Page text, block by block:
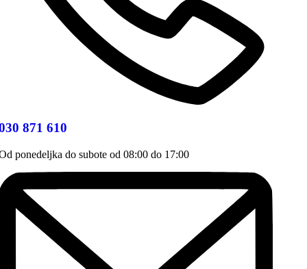
871 610
ponedeljka do subote od 08:00 do 17:00